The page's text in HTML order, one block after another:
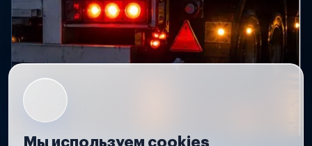
Мы используем cookies